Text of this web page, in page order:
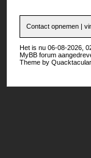
Contact opnemen |
Het is nu 06-08-2026,
MyBB forum
Theme by